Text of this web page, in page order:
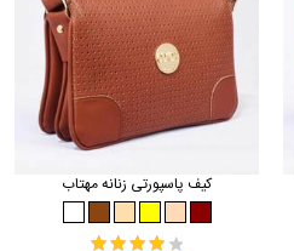
کیف پاسپورتی زنانه مهتاب